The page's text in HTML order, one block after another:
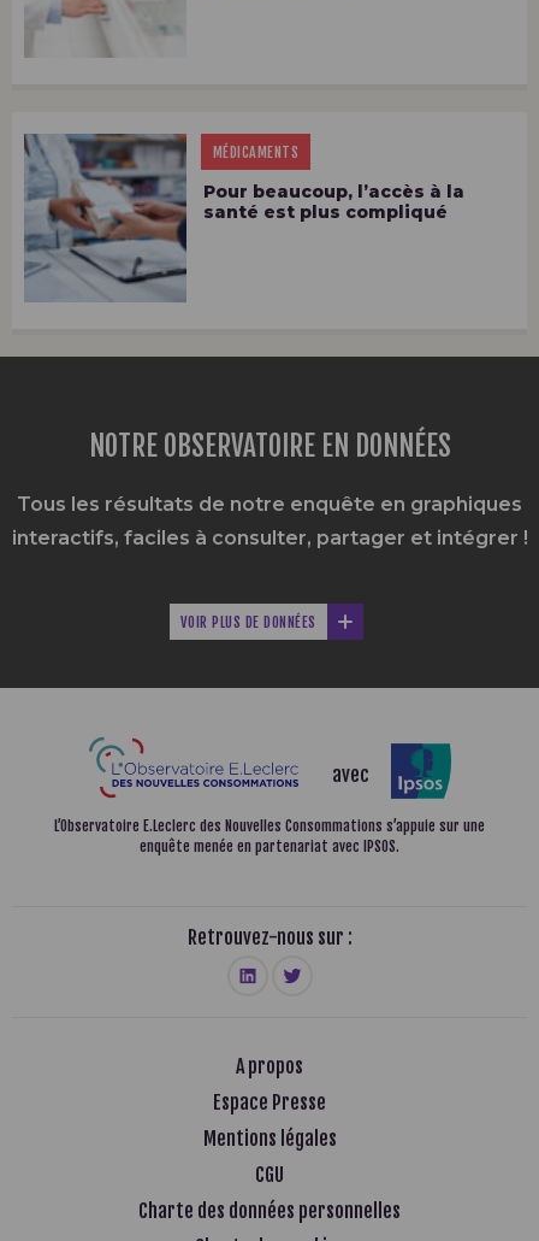
MÉDICAMENTS
Pour beaucoup, l’accès à la
santé est plus compliqué
NOTRE OBSERVATOIRE EN DONNÉES
Tous les résultats de notre enquête en graphiques
interactifs, faciles à consulter, partager et intégrer !
VOIR PLUS DE DONNÉES
avec
L’Observatoire E.Leclerc des Nouvelles Consommations s’appuie sur une
enquête menée en partenariat avec IPSOS.
Retrouvez-nous sur :
A propos
Espace Presse
Mentions légales
CGU
Charte des données personnelles